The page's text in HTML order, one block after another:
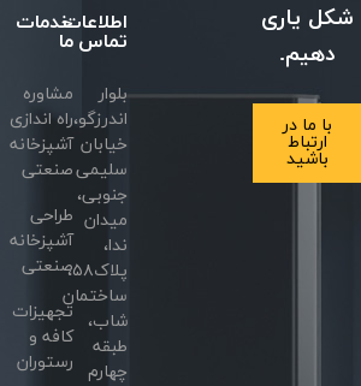
شکل یاری
دهیم.
با ما در
ارتباط
باشید
اطلاعات
تماس
بلوار
اندرزگو،
خیابان
سلیمی
جنوبی،
میدان
ندا،
پلاک۵۸،
ساختمان
شاب،
طبقه
چهارم
خدمات
ما
مشاوره
راه اندازی
آشپزخانه
صنعتی
طراحی
آشپزخانه
صنعتی
تجهیزات
کافه و
رستوران